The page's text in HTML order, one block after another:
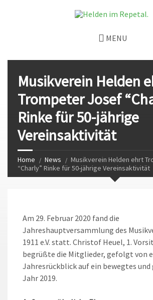
MENU
Musikverein Helden
Trompeter Josef
Rinke für 50-jährige
Vereinsaktivität
Home News
Musikverein Helden ehrt
“Charly” Rinke für 50-jährige Vereinsaktivität
Am 29. Februar 2020 fand die
Jahreshauptversammlung des
1911 e.V. statt. Christof Heuel, 1.
begrüßte die Mitglieder, gefolgt von
Jahresrückblick auf ein bewegtes und
Jahr 2019.